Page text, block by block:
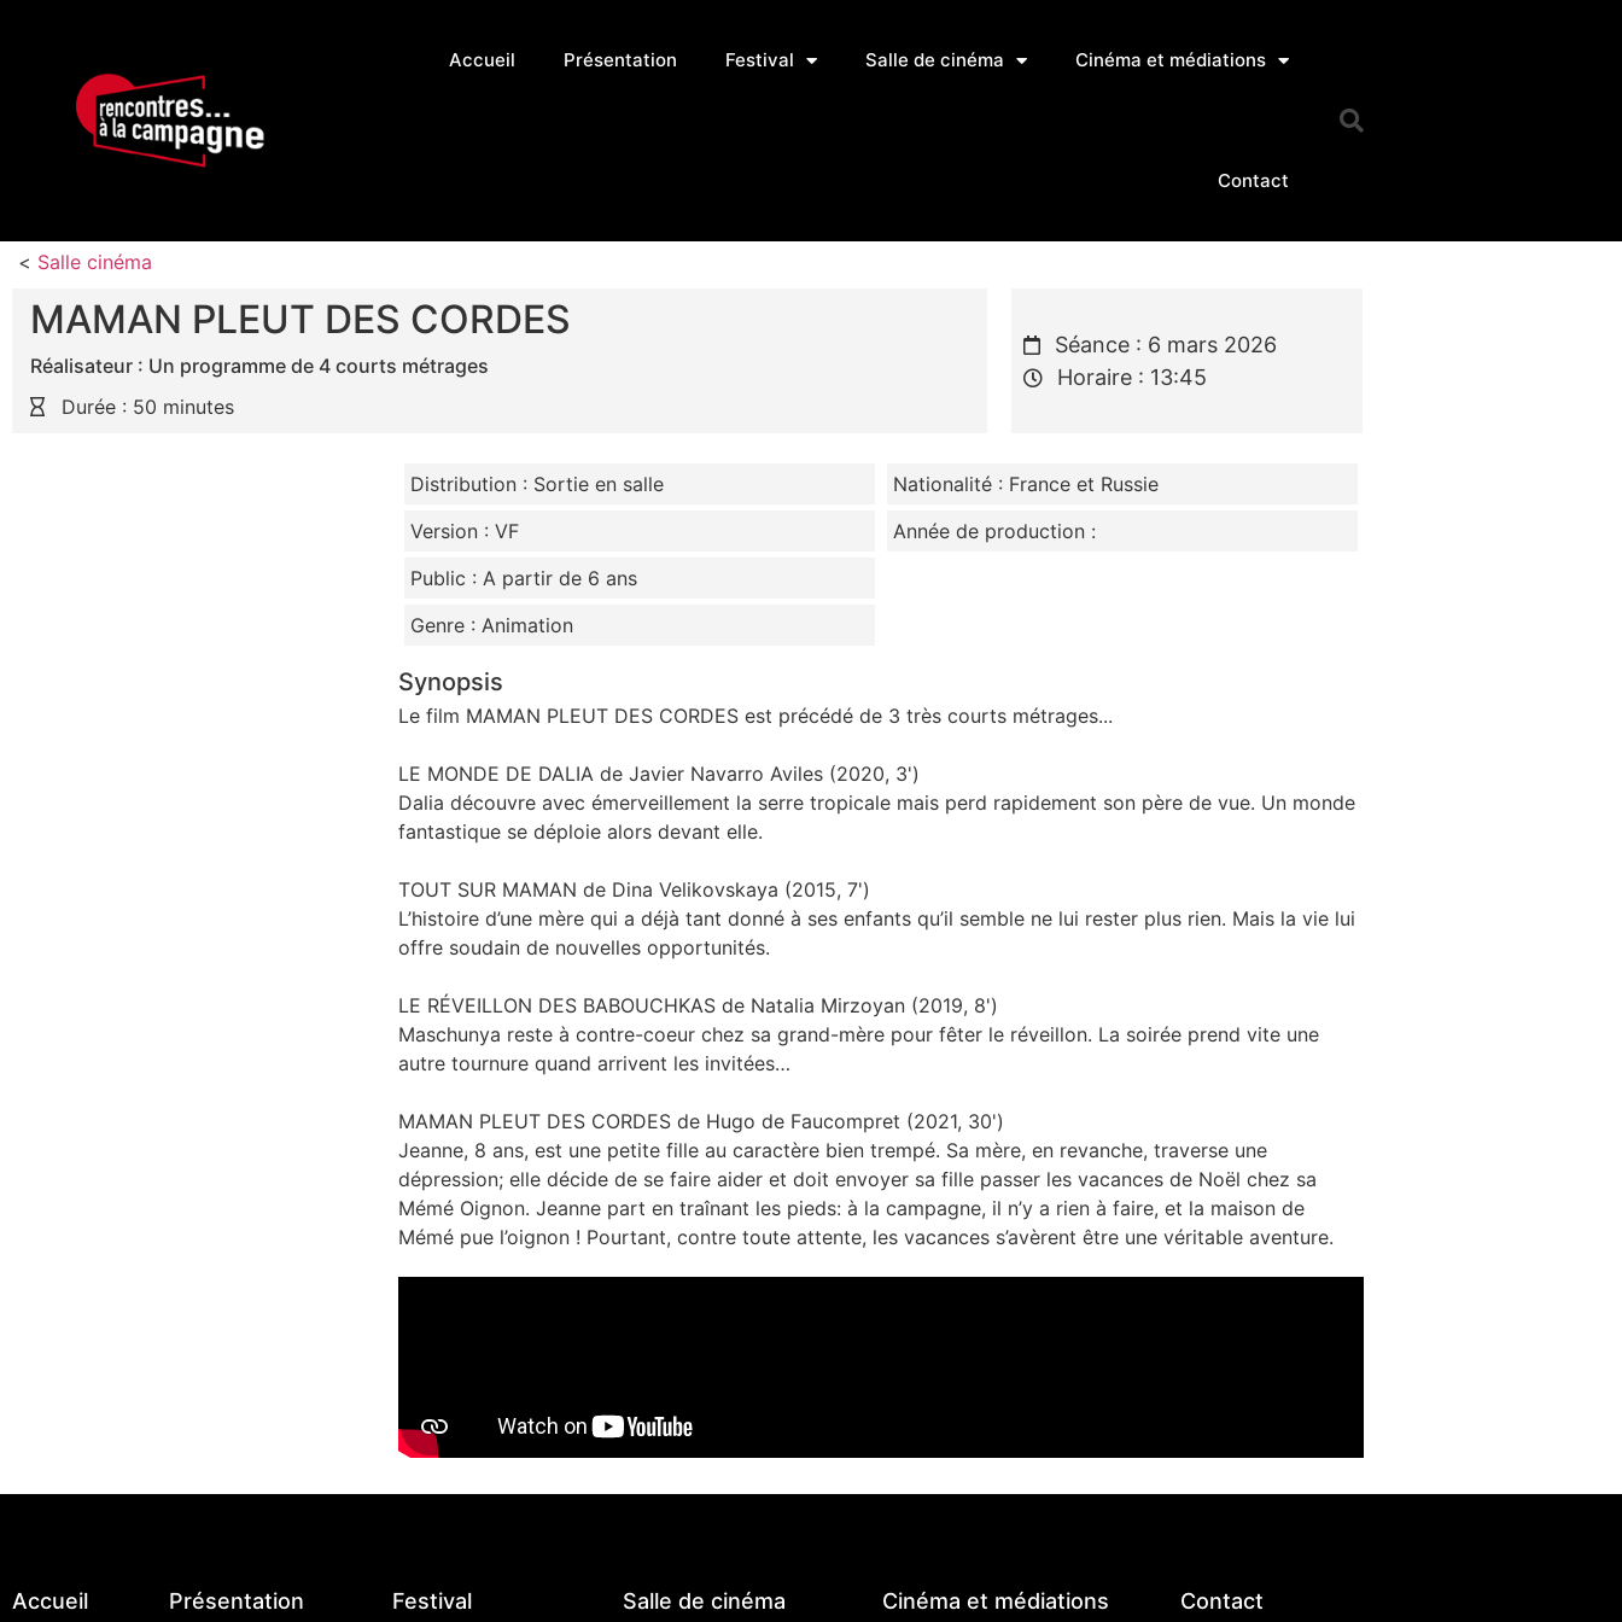
Accueil Présentation Festival Salle de cinéma Cinéma et médiations
Contact
< Salle cinéma
MAMAN PLEUT DES CORDES
Réalisateur : Un programme de 4 courts métrages
Durée : 50 minutes
Séance : 6 mars 2026
Horaire : 13:45
Distribution : Sortie en salle
Version : VF
Public : A partir de 6 ans
Genre : Animation
Nationalité : France et Russie
Année de production :
Synopsis
Le film MAMAN PLEUT DES CORDES est précédé de 3 très courts métrages...
LE MONDE DE DALIA de Javier Navarro Aviles (2020, 3')
Dalia découvre avec émerveillement la serre tropicale mais perd rapidement son père de vue. Un monde
fantastique se déploie alors devant elle.
TOUT SUR MAMAN de Dina Velikovskaya (2015, 7')
L’histoire d’une mère qui a déjà tant donné à ses enfants qu’il semble ne lui rester plus rien. Mais la vie lui
offre soudain de nouvelles opportunités.
LE RÉVEILLON DES BABOUCHKAS de Natalia Mirzoyan (2019, 8')
Maschunya reste à contre-coeur chez sa grand-mère pour fêter le réveillon. La soirée prend vite une
autre tournure quand arrivent les invitées…
MAMAN PLEUT DES CORDES de Hugo de Faucompret (2021, 30')
Jeanne, 8 ans, est une petite fille au caractère bien trempé. Sa mère, en revanche, traverse une
dépression; elle décide de se faire aider et doit envoyer sa fille passer les vacances de Noël chez sa
Mémé Oignon. Jeanne part en traînant les pieds: à la campagne, il n’y a rien à faire, et la maison de
Mémé pue l’oignon ! Pourtant, contre toute attente, les vacances s’avèrent être une véritable aventure.
Accueil Présentation Festival Salle de cinéma Cinéma et médiations Contact